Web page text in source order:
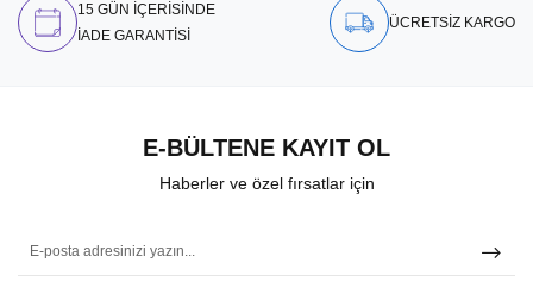
15 GÜN İÇERİSİNDE
İADE GARANTİSİ
ÜCRETSİZ KARGO
E-BÜLTENE KAYIT OL
Haberler ve özel fırsatlar için